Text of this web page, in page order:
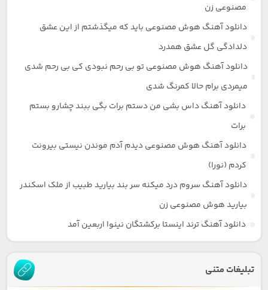
مصنوعی زن
دانلود آهنگ هوش مصنوعی باید که میگذشتم از این عشق
دلدادگی گل عشق همدرد
دانلود آهنگ هوش مصنوعی تو بی رحم نبودی کی بی رحم شدی
میمردی برام حالا کمرنگ شدی
دانلود آهنگ داس بشی من دستم برات بگی ببند چشارو بستم
برات
دانلود آهنگ هوش مصنوعی دیدم آدم موندن نیستی بیرونت
کردم (نورا)
دانلود آهنگ سروم درد میکنه سر بند بیارید طبیب از ملک اسکندر
بیارید هوش مصنوعی زن
دانلود آهنگ ترند اینستا برکشتگان نینوا اربعین آمد
تبلیغات متنی